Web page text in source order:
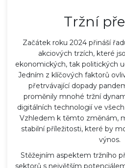
Tržní
Začátek roku 2024 přináší
akciových trzích, které
ekonomických, tak politických
Jedním z klíčových faktorů
přetrvávající dopady
proměnily mnohé tržní
digitálních technologií ve
Vzhledem k těmto změnám,
stabilní příležitosti, které by
výnos.
Stěžejním aspektem tržního
sektorů s největším